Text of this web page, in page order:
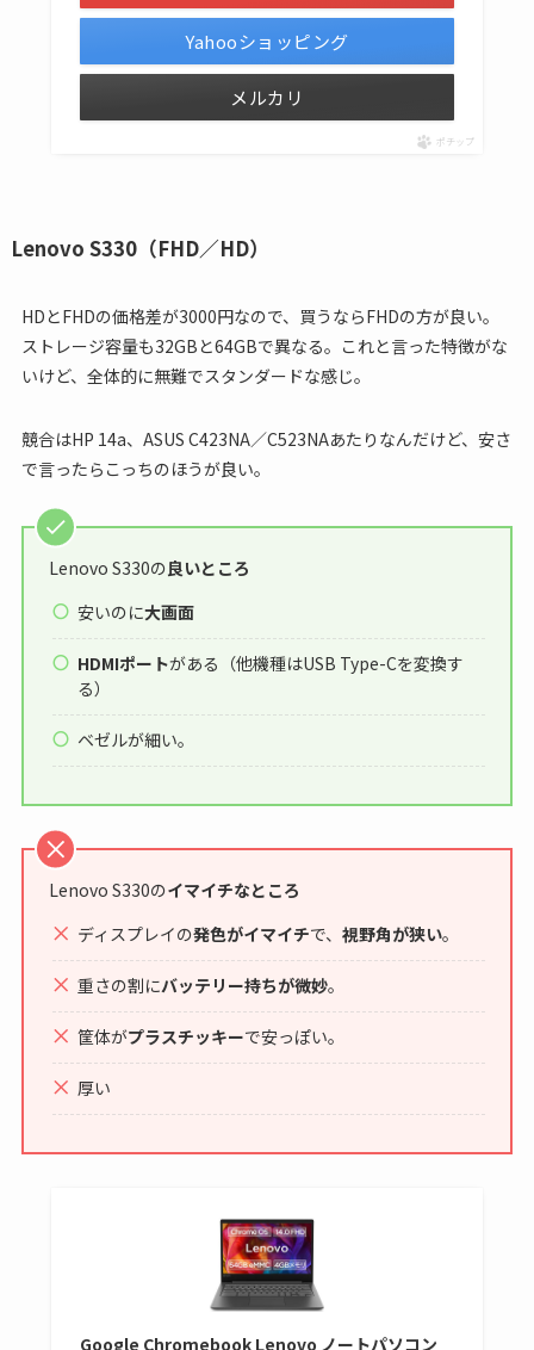
Yahooショッピング
メルカリ
ポチップ
Lenovo S330（FHD／HD）
HDとFHDの価格差が3000円なので、買うならFHDの方が良い。
ストレージ容量も32GBと64GBで異なる。これと言った特徴がな
いけど、全体的に無難でスタンダードな感じ。
競合はHP 14a、ASUS C423NA／C523NAあたりなんだけど、安さ
で言ったらこっちのほうが良い。
Lenovo S330の良いところ
安いのに大画面
HDMIポートがある（他機種はUSB Type-Cを変換す
る）
ベゼルが細い。
Lenovo S330のイマイチなところ
ディスプレイの発色がイマイチで、視野角が狭い。
重さの割にバッテリー持ちが微妙。
筐体がプラスチッキーで安っぽい。
厚い
Google Chromebook Lenovo ノートパソコン